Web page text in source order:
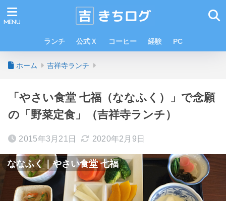
ランチ 公式Ｘ コーヒー 経験 PC
ホーム 吉祥寺ランチ
「やさい食堂 七福（ななふく）」で念願
の「野菜定食」（吉祥寺ランチ）
2015年3月21日 2020年2月9日
ななふく｜やさい食堂 七福